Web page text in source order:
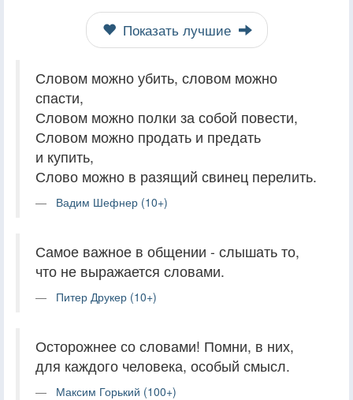
Показать лучшие
Словом можно убить, словом можно
спасти,
Словом можно полки за собой повести,
Словом можно продать и предать
и купить,
Слово можно в разящий свинец перелить.
Вадим Шефнер (10+)
Самое важное в общении - слышать то,
что не выражается словами.
Питер Друкер (10+)
Осторожнее со словами! Помни, в них,
для каждого человека, особый смысл.
Максим Горький (100+)